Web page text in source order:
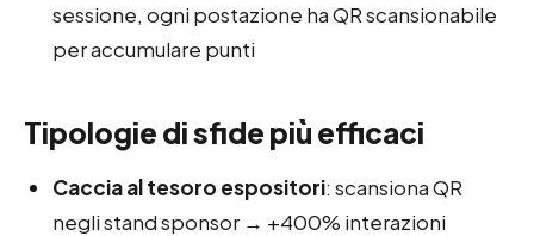
sessione, ogni postazione ha QR scansionabile
per accumulare punti
Tipologie di sfide più efficaci
Caccia al tesoro espositori: scansiona QR
negli stand sponsor → +400% interazioni